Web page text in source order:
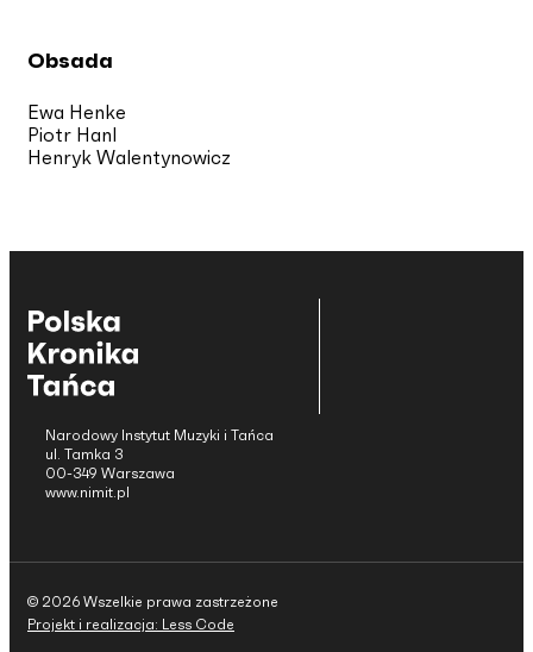
Obsada
Ewa Henke
Piotr Hanl
Henryk Walentynowicz
Narodowy Instytut Muzyki i Tańca
ul. Tamka 3
00-349 Warszawa
www.nimit.pl
© 2026 Wszelkie prawa zastrzeżone
Projekt i realizacja: Less Code